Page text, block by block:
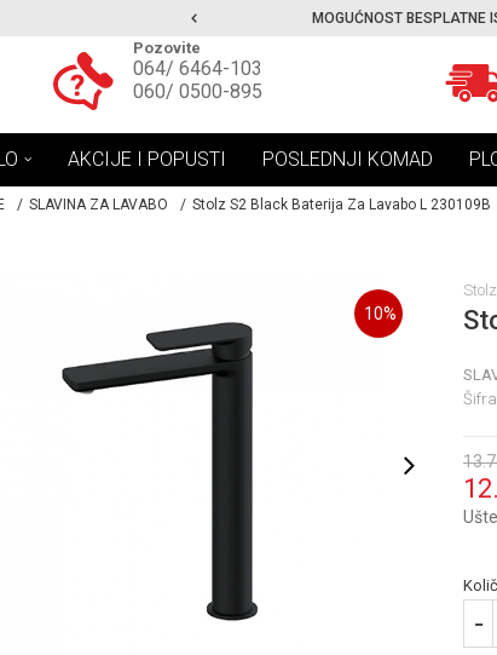
PROIZVODA MOGUĆNOST BESPLATNE
Pozovite
064/ 6464-103
060/ 0500-895
AKCIJE I POPUSTI POSLEDNJI KOMAD
SLAVINA ZA LAVABO Stolz S2 Black Baterija Za Lavabo L 230109B
10%
Stolz